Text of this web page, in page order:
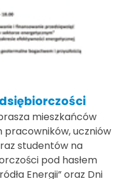
mieszkańców
pracowników, uczniów
studentów na
pod hasłem
Energii” oraz Dni